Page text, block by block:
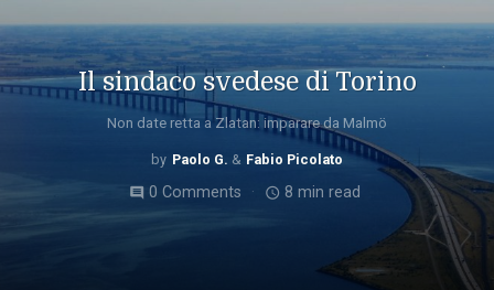
Il sindaco svedese di Torino
Non date retta a Zlatan: imparare da Malmö
Paolo G. Fabio Picolato
comment0 Comments access_time 8 min read